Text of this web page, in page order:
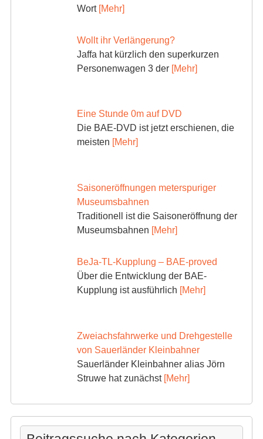
Wort [Mehr]
Wollt ihr Verlängerung?
Jaffa hat kürzlich den superkurzen
Personenwagen 3 der [Mehr]
Eine Stunde 0m auf DVD
Die BAE-DVD ist jetzt erschienen, die
meisten [Mehr]
Saisoneröffnungen meterspuriger
Museumsbahnen
Traditionell ist die Saisoneröffnung der
Museumsbahnen [Mehr]
BeJa-TL-Kupplung – BAE-proved
Über die Entwicklung der BAE-
Kupplung ist ausführlich [Mehr]
Zweiachsfahrwerke und Drehgestelle
von Sauerländer Kleinbahner
Sauerländer Kleinbahner alias Jörn
Struwe hat zunächst [Mehr]